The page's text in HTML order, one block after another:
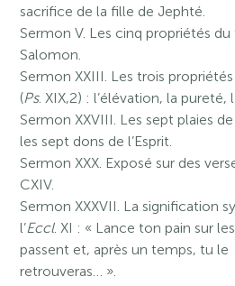
sacrifice de la fille de Jephté.
Sermon V. Les cinq propriétés
Salomon.
Sermon XXIII. Les trois
(Ps. XIX,2) : l’élévation, la pureté,
Sermon XXVIII. Les sept plaies
les sept dons de l’Esprit.
Sermon XXX. Exposé sur des
CXIV.
Sermon XXXVII. La signification
l’Eccl. XI : « Lance ton pain sur
passent et, après un temps, tu le
retrouveras… ».